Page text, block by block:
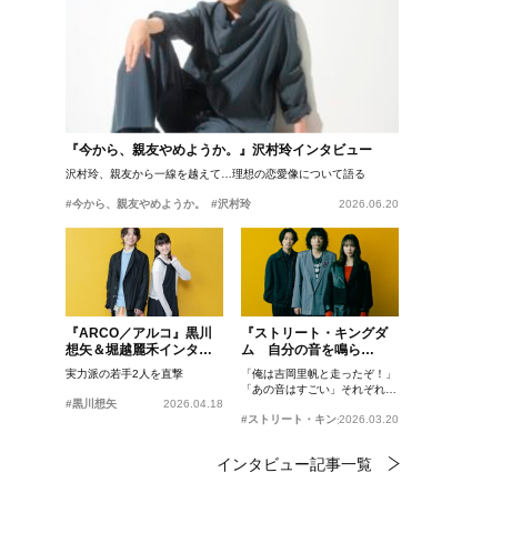
『今から、親友やめようか。』沢村玲インタビュー
沢村玲、親友から一線を越えて…理想の恋愛像について語る
#今から、親友やめようか。 #沢村玲 2026.06.20
『ARCO／アルコ』黒川
想矢＆堀越麗禾インタビ
ュー
実力派の若手2人を直撃
#黒川想矢 2026.04.18
『ストリート・キングダ
ム 自分の音を鳴ら
せ。』峯田和伸、若葉竜
也、吉岡里帆インタビュ
ー
「俺は吉岡里帆と走ったぞ！」
「あの音はすごい」それぞれの
#ストリート・キングダム 自分の音を鳴らせ。
2026.03.20
インタビュー記事一覧